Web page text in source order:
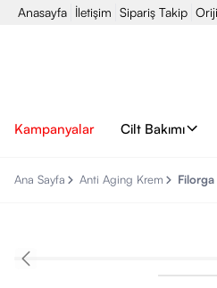
Anasayfa İletişim Sipariş Takip
Kampanyalar Cilt Bakımı
Ana Sayfa Anti Aging Krem Filorga